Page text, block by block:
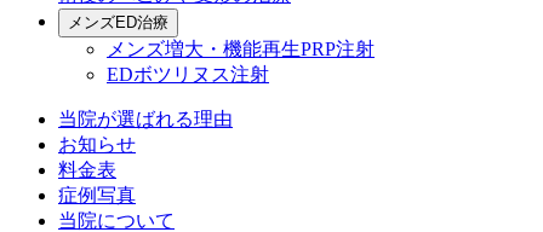
メンズED治療
メンズ増大・機能再生PRP注射
EDボツリヌス注射
当院が選ばれる理由
お知らせ
料金表
症例写真
当院について